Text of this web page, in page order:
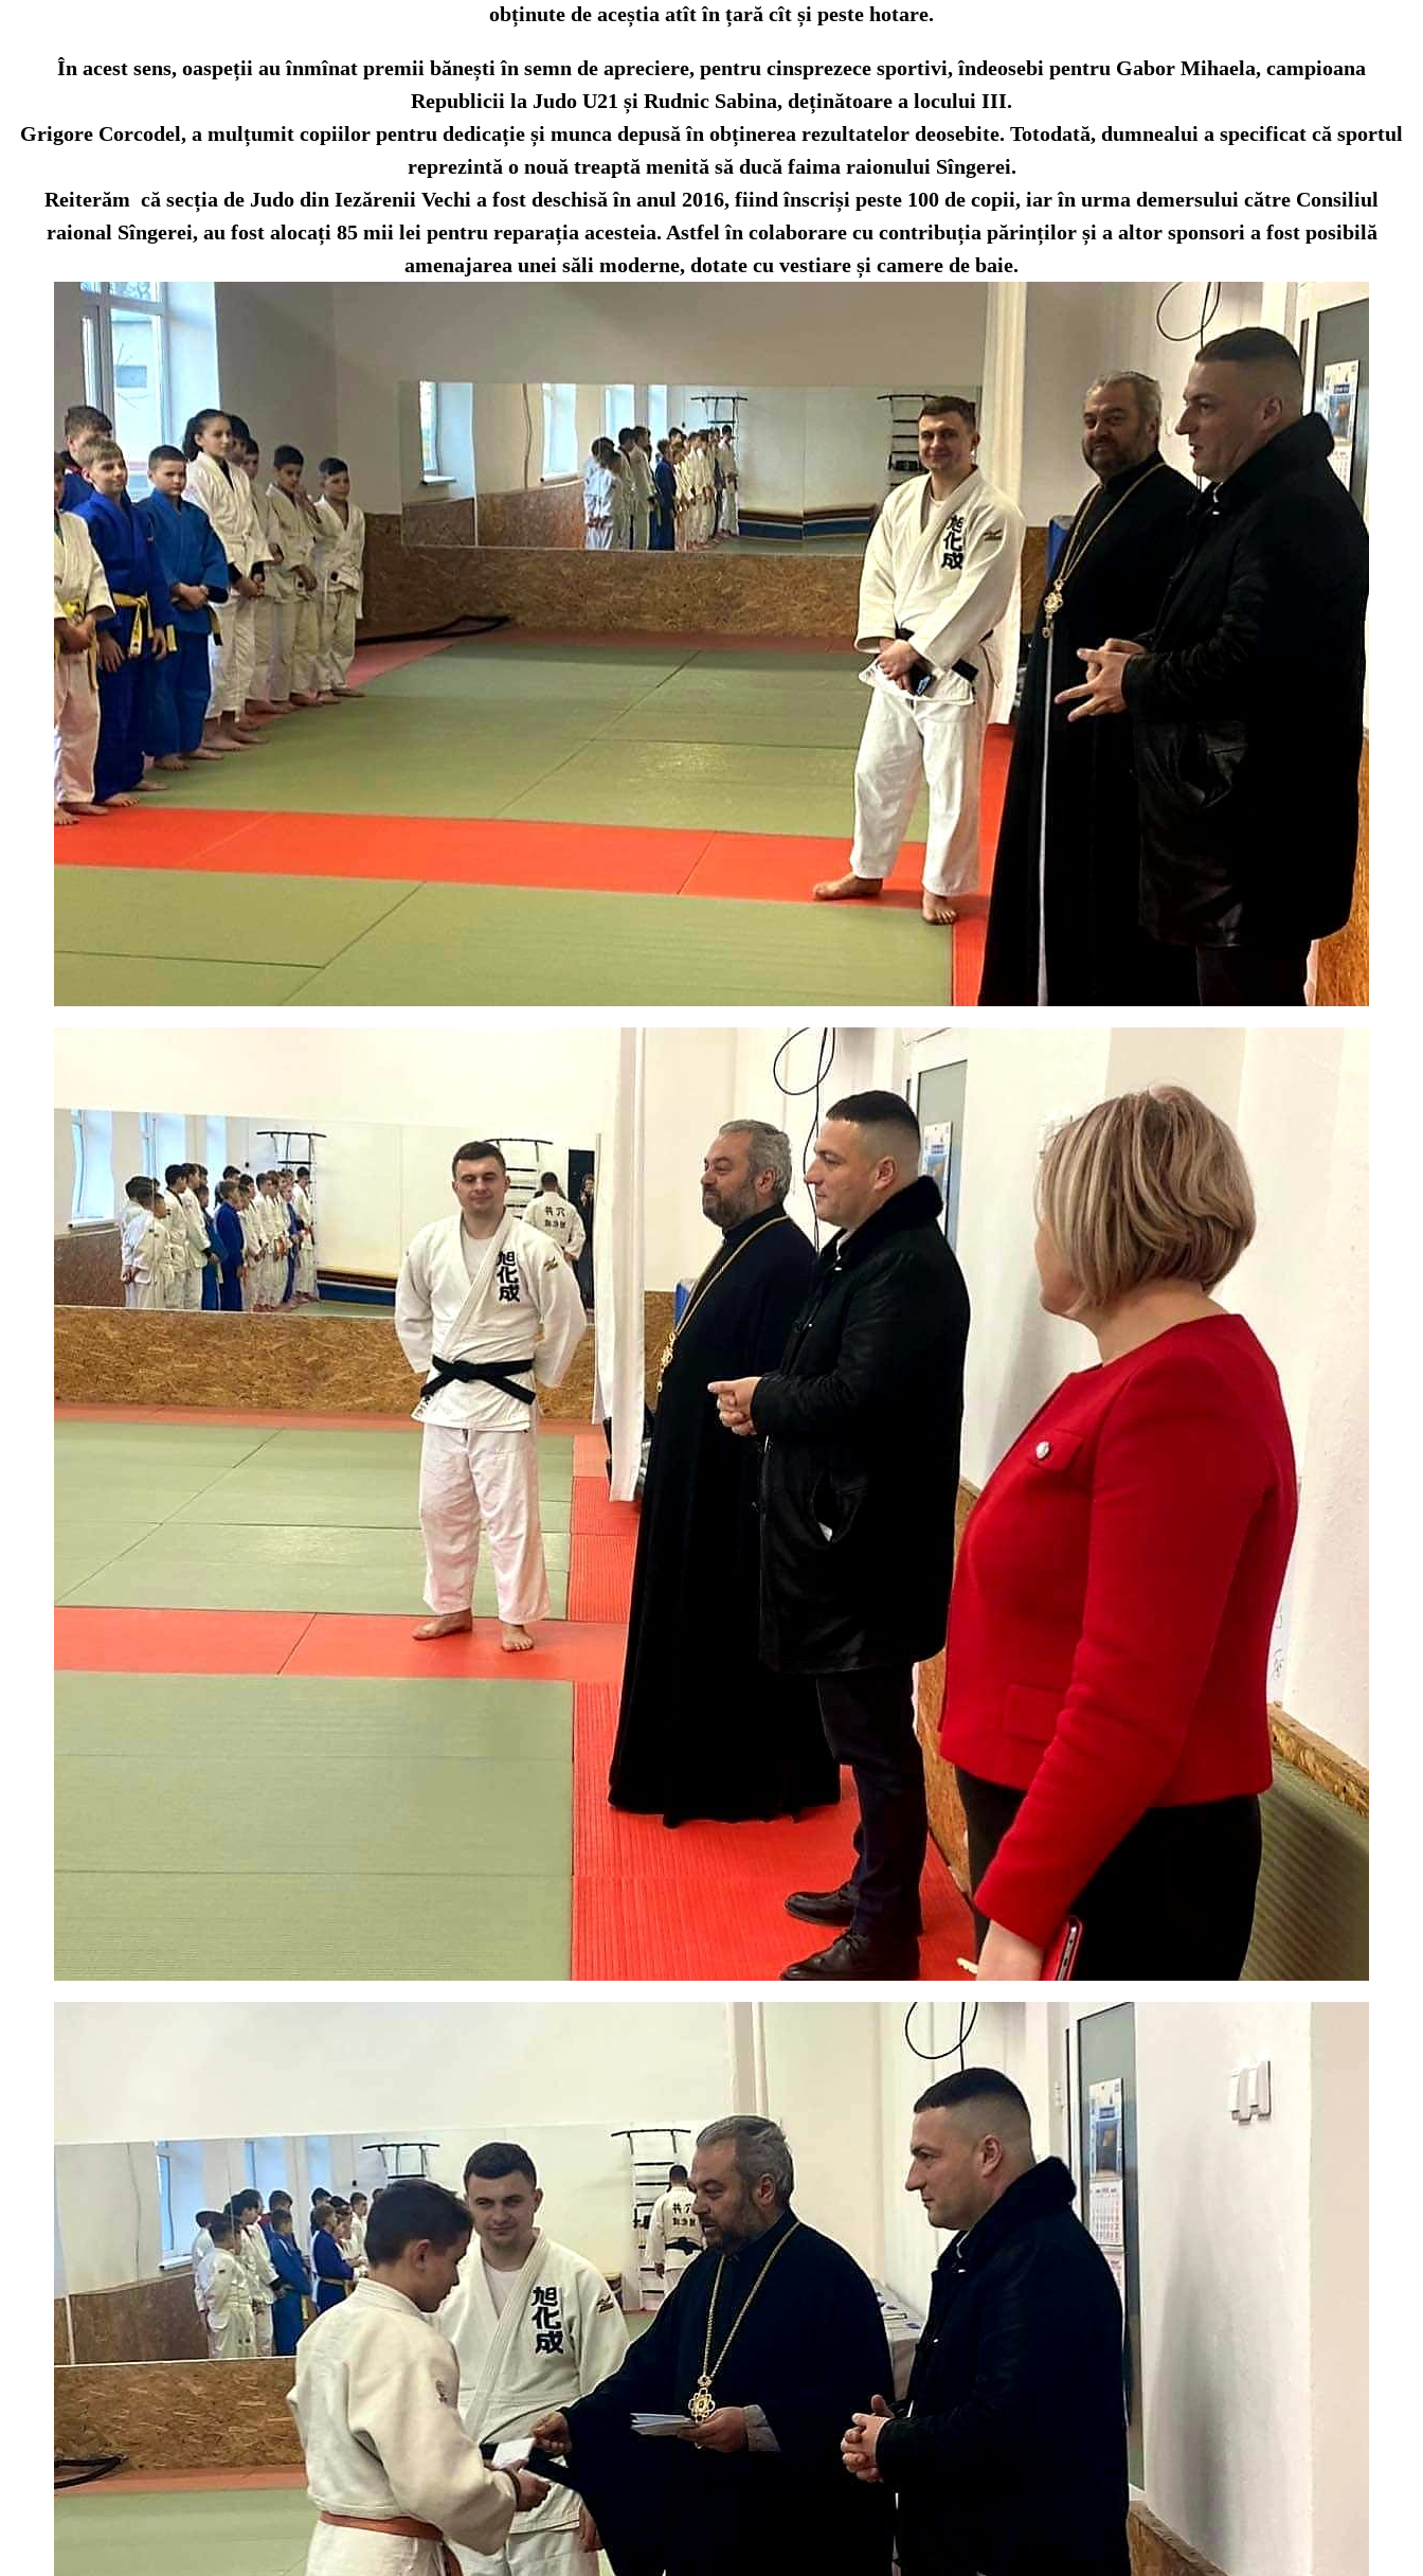
obținute de aceștia atît în țară cît și peste hotare.
În acest sens, oaspeții au înmînat premii bănești în semn de apreciere, pentru cinsprezece sportivi, îndeosebi pentru Gabor Mihaela, campioana
Republicii la Judo U21 și Rudnic Sabina, deținătoare a locului III.
Grigore Corcodel, a mulțumit copiilor pentru dedicație și munca depusă în obținerea rezultatelor deosebite. Totodată, dumnealui a specificat că sportul
reprezintă o nouă treaptă menită să ducă faima raionului Sîngerei.
Reiterăm ​ că secția de Judo din Iezărenii Vechi a fost deschisă în anul 2016, fiind înscriși peste 100 de copii, iar în urma demersului către Consiliul
raional Sîngerei, au fost alocați 85 mii lei pentru reparația acesteia. Astfel în colaborare cu contribuția părinților și a altor sponsori a fost posibilă
amenajarea unei săli moderne, dotate cu vestiare și camere de baie.